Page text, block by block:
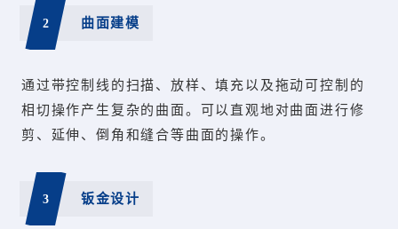
2 曲面建模
通过带控制线的扫描、放样、填充以及拖动可控制的
相切操作产生复杂的曲面。可以直观地对曲面进行修
剪、延伸、倒角和缝合等曲面的操作。
3 钣金设计